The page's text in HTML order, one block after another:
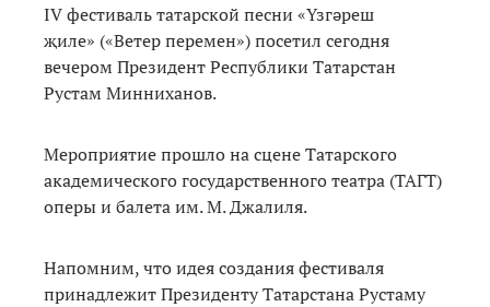
IV фестиваль татарской песни «Үзгәреш
җиле» («Ветер перемен») посетил сегодня
вечером Президент Республики Татарстан
Рустам Минниханов.
Мероприятие прошло на сцене Татарского
академического государственного театра (ТАГТ)
оперы и балета им. М. Джалиля.
Напомним, что идея создания фестиваля
принадлежит Президенту Татарстана Рустаму